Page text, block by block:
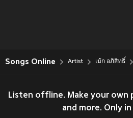
Songs Online Artist เม้ก อภิสิทธิ์
Listen offline. Make your own
and more. Only